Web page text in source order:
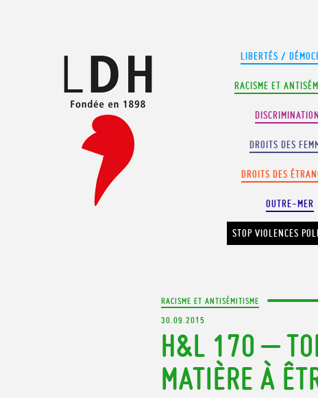
LIBERTÉS /
RACISME ET
DROITS DES
DROITS DES
OUTRE-MER
STOP VIOLENCES
RACISME ET ANTISÉMITISME
30.09.2015
H&L 170 –
MATIÈRE À